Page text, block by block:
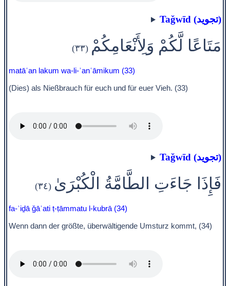
Taǧwīd (تجويد)
مَتَاعًا لَّكُمْ وَلِأَنْعَامِكُمْ (٣٣)
matāʿan lakum wa-li-ʾanʿāmikum (33)
(Dies) als Nießbrauch für euch und für euer Vieh. (33)
Taǧwīd (تجويد)
فَإِذَا جَاءَتِ الطَّامَّةُ الْكُبْرَىٰ (٣٤)
fa-ʾiḏā ǧāʾati ṭ-ṭāmmatu l-kubrā (34)
Wenn dann der größte, überwältigende Umsturz kommt, (34)